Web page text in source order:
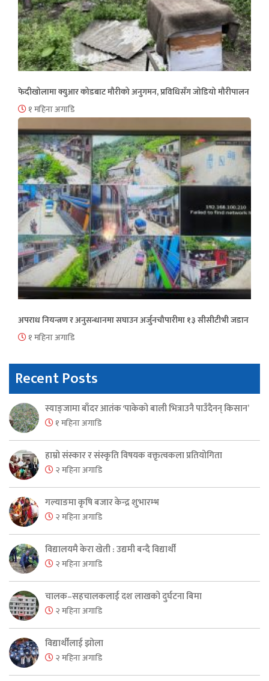
फेदीखोलामा क्युआर कोडबाट मौरीको अनुगमन, प्रविधिसँग जोडियो मौरीपालन
१ महिना अगाडि
अपराध नियन्त्रण र अनुसन्धानमा सघाउन अर्जुनचौपारीमा १३ सीसीटीभी जडान
१ महिना अगाडि
Recent Posts
स्याङ्जामा बाँदर आतंक ‘पाकेको बाली भित्राउनै पाउँदैनन् किसान’
१ महिना अगाडि
हाम्रो संस्कार र संस्कृति विषयक वक्तृत्वकला प्रतियोगिता
२ महिना अगाडि
गल्याङमा कृषि बजार केन्द्र शुभारम्भ
२ महिना अगाडि
विद्यालयमै केरा खेती : उद्यमी बन्दै विद्यार्थी
२ महिना अगाडि
चालक–सहचालकलाई दश लाखको दुर्घटना बिमा
२ महिना अगाडि
विद्यार्थीलाई झोला
२ महिना अगाडि